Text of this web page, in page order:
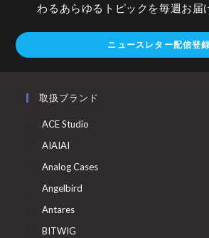
わるあらゆるトピックを毎週お届
ニュースレター配信登
取扱ブランド
ACE Studio
AIAIAI
Analog Cases
Angelbird
Antares
BITWIG